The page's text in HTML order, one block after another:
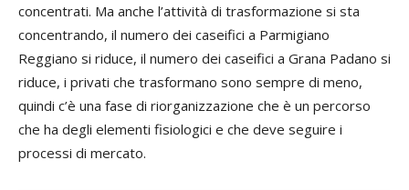
concentrati. Ma anche l’attività di trasformazione si sta
concentrando, il numero dei caseifici a Parmigiano
Reggiano si riduce, il numero dei caseifici a Grana Padano si
riduce, i privati che trasformano sono sempre di meno,
quindi c’è una fase di riorganizzazione che è un percorso
che ha degli elementi fisiologici e che deve seguire i
processi di mercato.